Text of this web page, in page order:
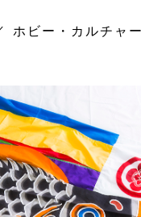
ホビー・カルチャー